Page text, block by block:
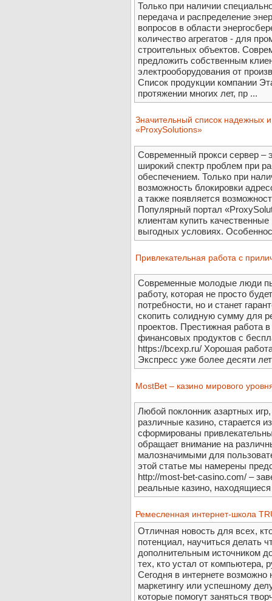
Только при наличии
передача и распределение
вопросов в области
количество агрегатов - для
строительных объектов.
предложить собственным
электрооборудования от
Список продукции компании
протяжении многих лет, пр ...
Значительный список надежных
«ProxySolutions»
Современный прокси сервер –
широкий спектр проблем при
обеспечением. Только при
возможность блокировки
а также появляется
Популярный портал
клиентам купить
выгодных условиях.
Привлекательная работа с
Современные молодые люди
работу, которая не просто
потребности, но и станет
скопить солидную сумму для
проектов. Престижная работа
финансовых продуктов с
https://bcexp.ru/ Хорошая
Экспресс уже более десяти
MostBet – казино мирового
Любой поклонник азартных
различные казино, старается
сформированы
обращает внимание на
малозначимыми для
этой статье мы намерены
http://most-bet-casino.com/ –
реальные казино,
Ремесленная интернет-школа
Отличная новость для всех,
потенциал, научиться делать
дополнительным источником
тех, кто устал от компьютера,
Сегодня в интернете
маркетингу или успешному
которые помогут заняться